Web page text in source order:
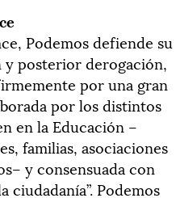
Podemos defiende su
y posterior derogación,
por una gran
por los distintos
en la Educación –
familias, asociaciones
y consensuada con
ciudadanía”. Podemos